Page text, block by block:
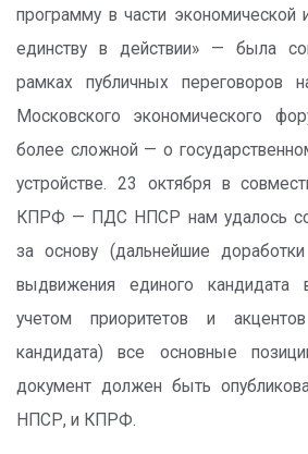
программу в части экономической
единству в действии» — была
рамках публичных переговоров
Московского экономического
более сложной — о
устройстве. 23 октября в
КПРФ — ПДС НПСР нам удалось
за основу (дальнейшие
выдвижения единого
учетом приоритетов и
кандидата) все основные
документ должен быть
НПСР, и КПРФ.